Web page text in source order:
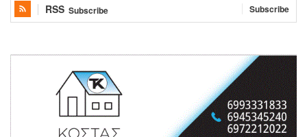
RSS Subscribe Subscribe